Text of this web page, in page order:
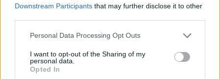
Downstream Participants that may further disclose it to other
Please note that this website/app uses one or more Google
not limited to your visit or usage behaviour. You may click to
grant or deny consent to Google and its third-party tags to
use your data for below specified purposes in below Google
Personal Data Processing Opt Outs
I want to opt-out of the Sharing of my
personal data.
Opted In
értéket jelent a csapatnak, mind a visszajelzéseivel, mind a
velünk töltött idejét, és hogy folytatni fogjuk a kapcsolatunkat”